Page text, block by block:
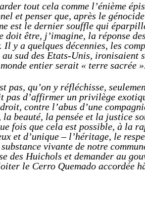
tout cela comme l’énième
et penser que, après le
est le dernier souffle qui
doit être, j’imagine, la réponse
y a quelques décennies, les
au sud des Etats-Unis, ironisaient
entier serait « terre sacrée ».
pas, qu’on y réfléchisse,
pas d’affirmer un privilège
contre l’abus d’une
la beauté, la pensée et la justice
fois que cela est possible, à la
et d’unique – l’héritage, le
vivante de notre
des Huichols et demander au
le Cerro Quemado accordée